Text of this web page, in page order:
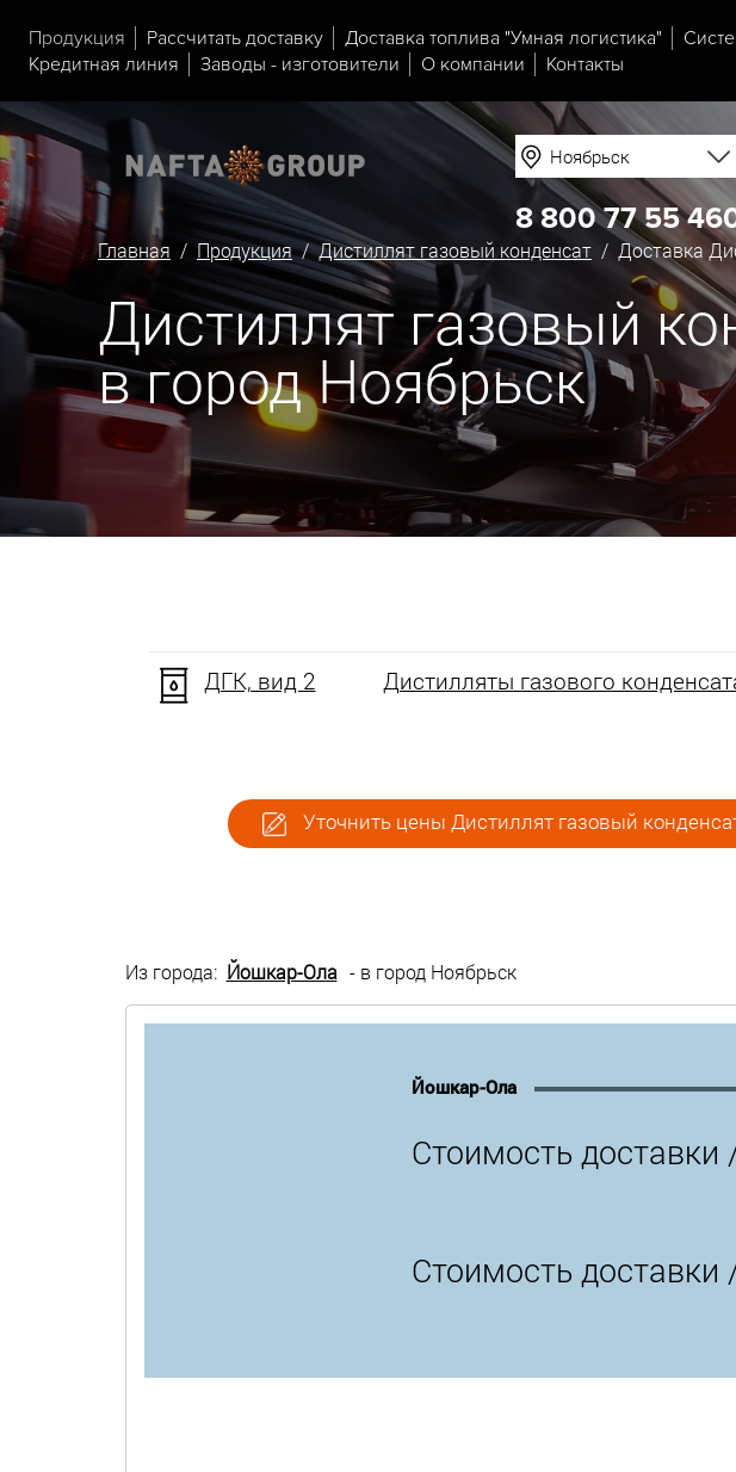
Продукция Рассчитать доставку Доставка топлива "Умная логистика"
Кредитная линия
Заводы - изготовители О компании Контакты
Ноябрьск
8 800 77 55
Главная / Продукция/Дистиллят газовый конденсат / Доставка
Дистиллят газовый
в город Ноябрьск
ДГК, вид 2 Дистилляты газового
Уточнить цены Дистиллят газовый
Из города: Йошкар-Ола - в город Ноябрьск
Йошкар-Ола
Стоимость доставки
Стоимость доставки